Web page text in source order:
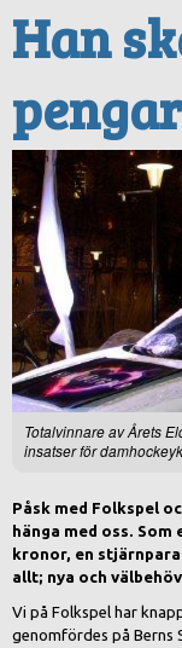
Han
Totalvinnare av Årets
insatser för
Påsk med Folkspel
hänga med oss.
kronor, en
allt; nya och
Vi på Folkspel har
genomfördes på Berns